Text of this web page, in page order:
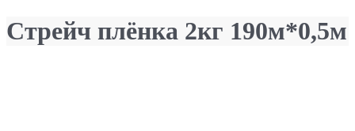
Стрейч плёнка 2кг 190м*0,5м